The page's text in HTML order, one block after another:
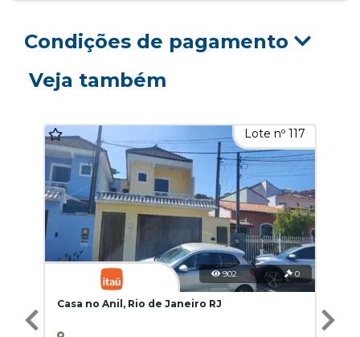
Condições de pagamento
Veja também
Lote nº 117
902 0
Casa no Anil, Rio de Janeiro RJ